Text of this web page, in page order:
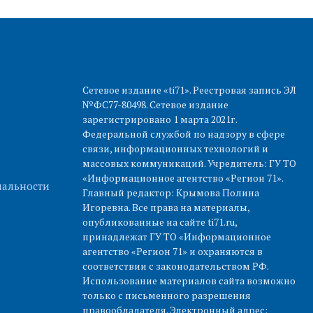
Сетевое издание «ti71». Реестровая запись ЭЛ
№ФС77-80498. Сетевое издание
зарегистрировано 1 марта 2021г.
Федеральной службой по надзору в сфере
связи, информационных технологий и
массовых коммуникаций. Учредитель: ГУ ТО
«Информационное агентство «Регион 71».
Главный редактор: Крымова Полина
Игоревна. Все права на материалы,
опубликованные на сайте ti71.ru,
принадлежат ГУ ТО «Информационное
агентство «Регион 71» и охраняются в
соответствии с законодательством РФ.
Использование материалов сайта возможно
только с письменного разрешения
правообладателя. Электронный адрес: